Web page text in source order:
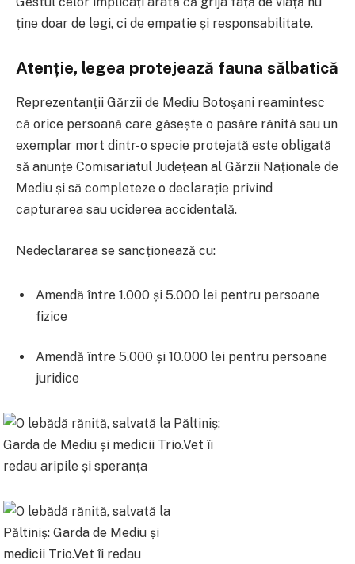
ține doar de legi, ci de empatie și responsabilitate.
Atenție, legea protejează fauna sălbatică
Reprezentanții Gărzii de Mediu Botoșani reamintesc
că orice persoană care găsește o pasăre rănită sau un
exemplar mort dintr-o specie protejată este obligată
să anunțe Comisariatul Județean al Gărzii Naționale de
Mediu și să completeze o declarație privind
capturarea sau uciderea accidentală.
Nedeclararea se sancționează cu:
Amendă între 1.000 și 5.000 lei pentru persoane
fizice
Amendă între 5.000 și 10.000 lei pentru persoane
juridice